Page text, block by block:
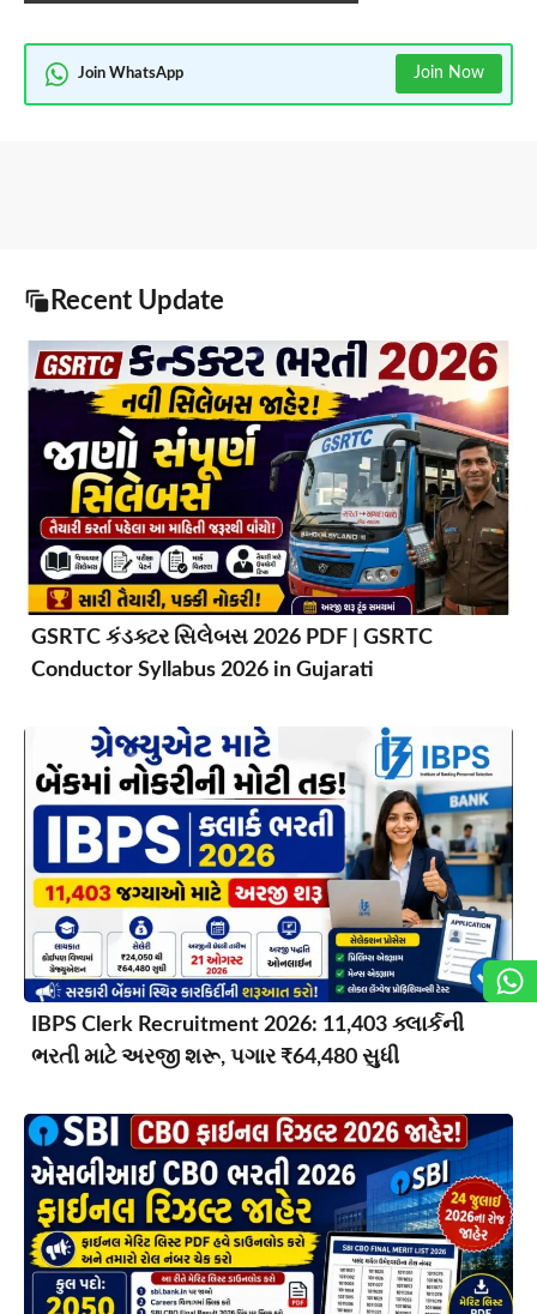
Join WhatsApp Join Now
Recent Update
GSRTC કંડક્ટર સિલેબસ 2026 PDF | GSRTC
Conductor Syllabus 2026 in Gujarati
IBPS Clerk Recruitment 2026: 11,403 ક્લાર્કની
ભરતી માટે અરજી શરૂ, પગાર ₹64,480 સુધી